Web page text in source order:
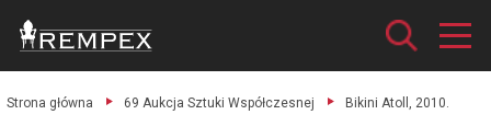
Strona główna 69 Aukcja Sztuki Współczesnej Bikini Atoll, 2010.